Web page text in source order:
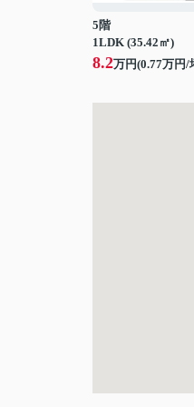
5階
1LDK (35.42㎡)
8.2万円(0.77万円/